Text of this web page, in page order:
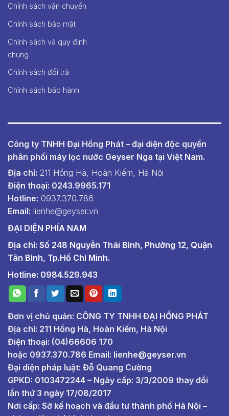
Chính sách vận chuyển
Chính sách bảo mật
Chính sách và quy định
chung
Chính sách đổi trả
Chính sách bảo hành
Công ty TNHH Đại Hồng Phát – đại diện độc quyền
phân phối máy lọc nước Geyser Nga tại Việt Nam.
Địa chỉ: 211 Hồng Hà, Hoàn Kiếm, Hà Nội
Điện thoại: 0243.9965.171
Hotline: 0937.370.786
Email: lienhe@geyser.vn
ĐẠI DIỆN PHÍA NAM
Địa chỉ: Số 248 Nguyễn Thái Bình, Phường 12, Quận
Tân Bình, Tp.Hồ Chí Minh.
Hotline: 0984.529.943
Đơn vị chủ quản: CÔNG TY TNHH ĐẠI HỒNG PHÁT
Địa chỉ: 211 Hồng Hà, Hoàn Kiếm, Hà Nội
Điện thoại: (04)66606 170
hoặc 0937.370.786 Email: lienhe@geyser.vn
Đại diện pháp luật: Đỗ Quang Cường
GPKD: 0103472244 – Ngày cấp: 3/3/2009 thay đổi
lần thứ 3 ngày 17/08/2017
Nơi cấp: Sở kế hoạch và đầu tư thành phố Hà Nội –